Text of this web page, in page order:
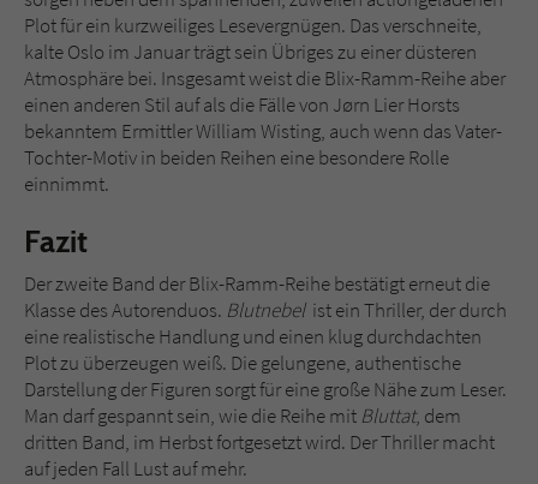
Plot für ein kurzweiliges Lesevergnügen. Das verschneite,
kalte Oslo im Januar trägt sein Übriges zu einer düsteren
Atmosphäre bei. Insgesamt weist die Blix-Ramm-Reihe aber
einen anderen Stil auf als die Fälle von Jørn Lier Horsts
bekanntem Ermittler William Wisting, auch wenn das Vater-
Tochter-Motiv in beiden Reihen eine besondere Rolle
einnimmt.
Fazit
Der zweite Band der Blix-Ramm-Reihe bestätigt erneut die
Klasse des Autorenduos. Blutnebel ist ein Thriller, der durch
eine realistische Handlung und einen klug durchdachten
Plot zu überzeugen weiß. Die gelungene, authentische
Darstellung der Figuren sorgt für eine große Nähe zum Leser.
Man darf gespannt sein, wie die Reihe mit Bluttat, dem
dritten Band, im Herbst fortgesetzt wird. Der Thriller macht
auf jeden Fall Lust auf mehr.